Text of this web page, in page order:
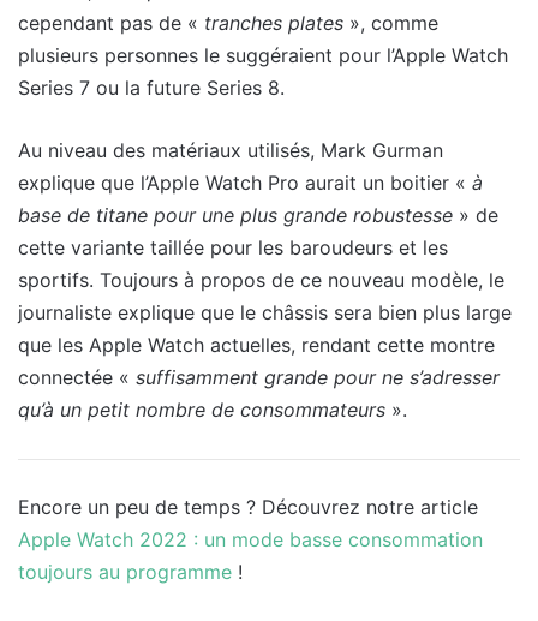
cependant pas de « tranches plates », comme
plusieurs personnes le suggéraient pour l’Apple Watch
Series 7 ou la future Series 8.
Au niveau des matériaux utilisés, Mark Gurman
explique que l’Apple Watch Pro aurait un boitier « à
base de titane pour une plus grande robustesse » de
cette variante taillée pour les baroudeurs et les
sportifs. Toujours à propos de ce nouveau modèle, le
journaliste explique que le châssis sera bien plus large
que les Apple Watch actuelles, rendant cette montre
connectée « suffisamment grande pour ne s’adresser
qu’à un petit nombre de consommateurs ».
Encore un peu de temps ? Découvrez notre article
Apple Watch 2022 : un mode basse consommation
toujours au programme !